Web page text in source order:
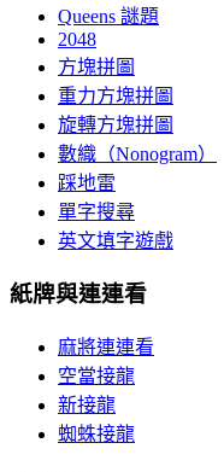
Queens 謎題
2048
方塊拼圖
重力方塊拼圖
旋轉方塊拼圖
數織（Nonogram）
踩地雷
單字搜尋
英文填字遊戲
紙牌與連連看
麻將連連看
空當接龍
新接龍
蜘蛛接龍